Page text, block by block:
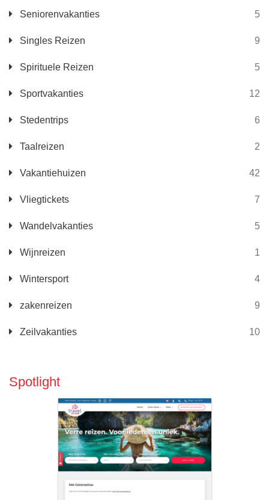
Seniorenvakanties 5
Singles Reizen 9
Spirituele Reizen 5
Sportvakanties 12
Stedentrips 6
Taalreizen 2
Vakantiehuizen 42
Vliegtickets 7
Wandelvakanties 5
Wijnreizen 1
Wintersport 4
zakenreizen 9
Zeilvakanties 10
Spotlight